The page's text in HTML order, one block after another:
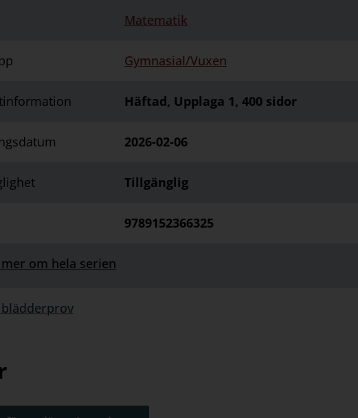
Matematik
Gymnasial/Vuxen
Häftad, Upplaga 1, 400 sidor
2026-02-06
Tillgänglig
9789152366325
mer om hela serien
blädderprov